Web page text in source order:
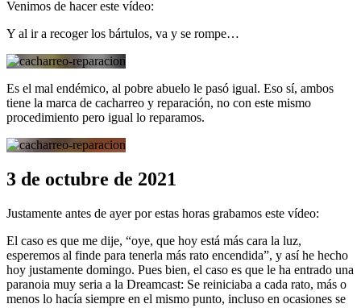
Venimos de hacer este vídeo:
Y al ir a recoger los bártulos, va y se rompe…
Es el mal endémico, al pobre abuelo le pasó igual. Eso sí, ambos
tiene la marca de cacharreo y reparación, no con este mismo
procedimiento pero igual lo reparamos.
3 de octubre de 2021
Justamente antes de ayer por estas horas grabamos este vídeo:
El caso es que me dije, “oye, que hoy está más cara la luz,
esperemos al finde para tenerla más rato encendida”, y así he hecho
hoy justamente domingo. Pues bien, el caso es que le ha entrado una
paranoia muy seria a la Dreamcast: Se reiniciaba a cada rato, más o
menos lo hacía siempre en el mismo punto, incluso en ocasiones se